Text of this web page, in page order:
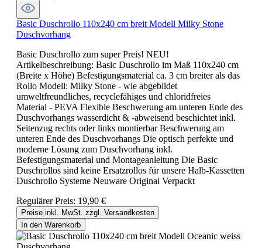
Basic Duschrollo 110x240 cm breit Modell Milky Stone
Duschvorhang
Basic Duschrollo zum super Preis! NEU!
Artikelbeschreibung: Basic Duschrollo im Maß 110x240 cm
(Breite x Höhe) Befestigungsmaterial ca. 3 cm breiter als das
Rollo Modell: Milky Stone - wie abgebildet
umweltfreundliches, recyclefähiges und chloridfreies
Material - PEVA Flexible Beschwerung am unteren Ende des
Duschvorhangs wasserdicht & -abweisend beschichtet inkl.
Seitenzug rechts oder links montierbar Beschwerung am
unteren Ende des Duschvorhangs Die optisch perfekte und
moderne Lösung zum Duschvorhang inkl.
Befestigungsmaterial und Montageanleitung Die Basic
Duschrollos sind keine Ersatzrollos für unsere Halb-Kassetten
Duschrollo Systeme Neuware Original Verpackt
Regulärer Preis: 19,90 €
Preise inkl. MwSt. zzgl. Versandkosten
In den Warenkorb